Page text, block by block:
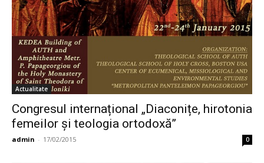
Actualitate
Congresul internațional „Diaconițe, hirotonia
femeilor și teologia ortodoxă”
admin - 17/02/2015 0